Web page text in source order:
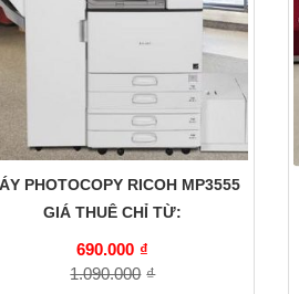
PHOTOCOPY RICOH MP3555
GIÁ THUÊ CHỈ TỪ:
690.000 ₫
1.090.000 ₫